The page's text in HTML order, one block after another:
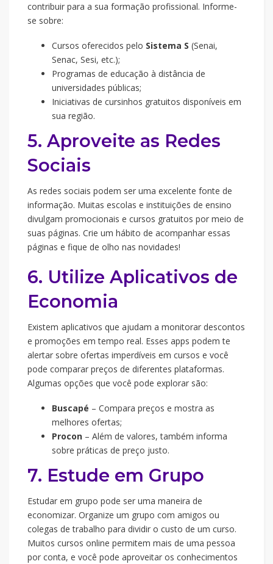
contribuir para a sua formação profissional. Informe-
se sobre:
Cursos oferecidos pelo Sistema S (Senai,
Senac, Sesi, etc.);
Programas de educação à distância de
universidades públicas;
Iniciativas de cursinhos gratuitos disponíveis em
sua região.
5. Aproveite as Redes
Sociais
As redes sociais podem ser uma excelente fonte de
informação. Muitas escolas e instituições de ensino
divulgam promocionais e cursos gratuitos por meio de
suas páginas. Crie um hábito de acompanhar essas
páginas e fique de olho nas novidades!
6. Utilize Aplicativos de
Economia
Existem aplicativos que ajudam a monitorar descontos
e promoções em tempo real. Esses apps podem te
alertar sobre ofertas imperdíveis em cursos e você
pode comparar preços de diferentes plataformas.
Algumas opções que você pode explorar são:
Buscapé – Compara preços e mostra as
melhores ofertas;
Procon – Além de valores, também informa
sobre práticas de preço justo.
7. Estude em Grupo
Estudar em grupo pode ser uma maneira de
economizar. Organize um grupo com amigos ou
colegas de trabalho para dividir o custo de um curso.
Muitos cursos online permitem mais de uma pessoa
por conta, e você pode aproveitar os conhecimentos